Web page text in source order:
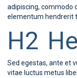
adipiscing, commodo
elementum hendrerit
H2
Sed egestas, ante et
vitae luctus metus